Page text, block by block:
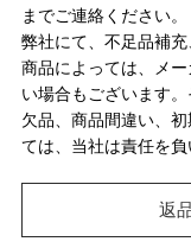
までご連絡ください。
弊社にて、不足品補充
商品によっては、メ
い場合もございます
欠品、商品間違い、
ては、当社は責任を負
返